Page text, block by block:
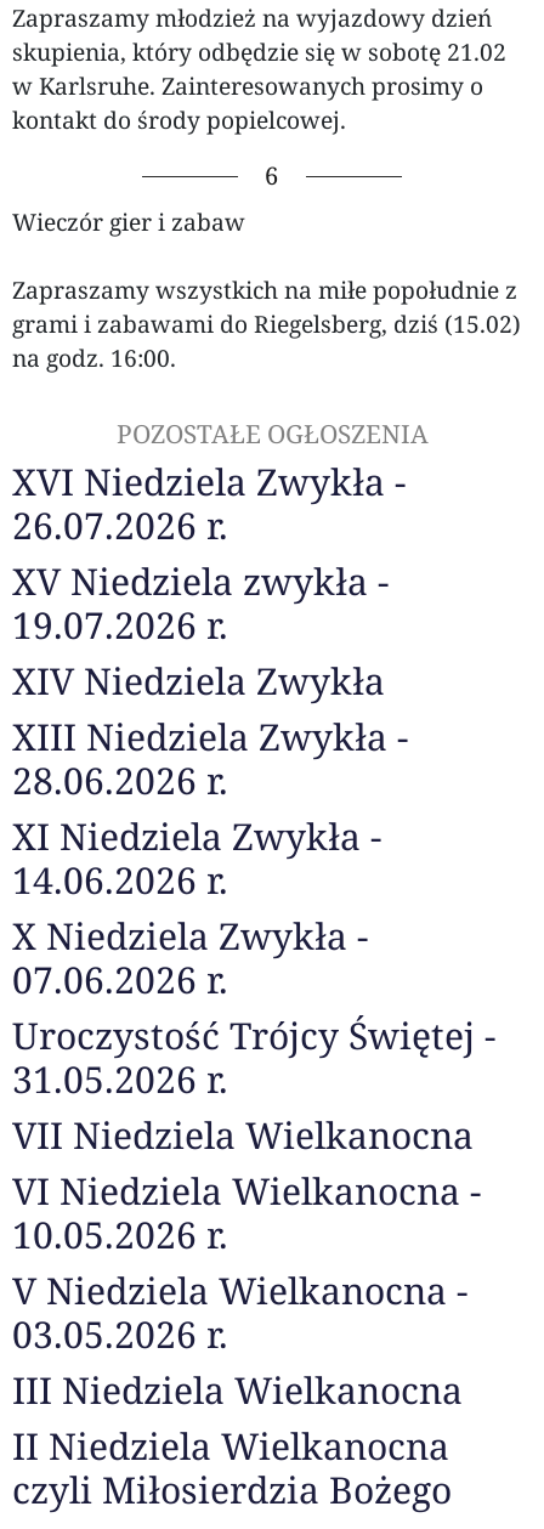
Zapraszamy młodzież na wyjazdowy dzień
skupienia, który odbędzie się w sobotę 21.02
w Karlsruhe. Zainteresowanych prosimy o
kontakt do środy popielcowej.
6
Wieczór gier i zabaw
Zapraszamy wszystkich na miłe popołudnie z
grami i zabawami do Riegelsberg, dziś (15.02)
na godz. 16:00.
POZOSTAŁE OGŁOSZENIA
XVI Niedziela Zwykła -
26.07.2026 r.
XV Niedziela zwykła -
19.07.2026 r.
XIV Niedziela Zwykła
XIII Niedziela Zwykła -
28.06.2026 r.
XI Niedziela Zwykła -
14.06.2026 r.
X Niedziela Zwykła -
07.06.2026 r.
Uroczystość Trójcy Świętej -
31.05.2026 r.
VII Niedziela Wielkanocna
VI Niedziela Wielkanocna -
10.05.2026 r.
V Niedziela Wielkanocna -
03.05.2026 r.
III Niedziela Wielkanocna
II Niedziela Wielkanocna
czyli Miłosierdzia Bożego